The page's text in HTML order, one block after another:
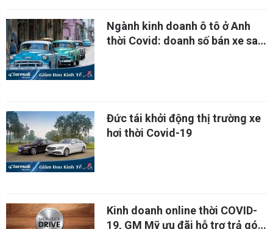
Ngành kinh doanh ô tô ở Anh
thời Covid: doanh số bán xe sau
Đức tái khởi động thị trường xe
hơi thời Covid-19
Kinh doanh online thời COVID-
19, GM Mỹ ưu đãi hỗ trợ trả góp